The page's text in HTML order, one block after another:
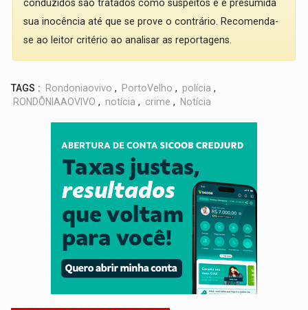
conduzidos são tratados como suspeitos e é presumida
sua inocência até que se prove o contrário. Recomenda-
se ao leitor critério ao analisar as reportagens.
TAGS : Rondoniaovivo , PortoVelho , polícia ,
RONDÔNIAAOVIVO , notícia , crime , Notícia